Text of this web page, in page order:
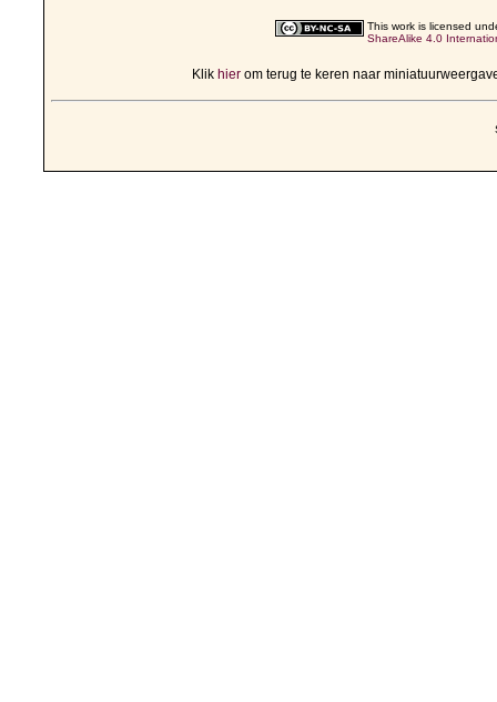
This work is licensed
ShareAlike 4.0
Klik hier om terug te keren naar